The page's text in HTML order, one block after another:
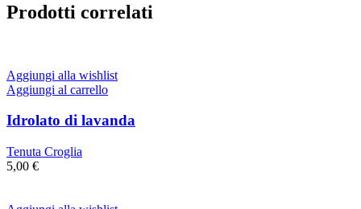
Prodotti correlati
Aggiungi alla wishlist
Aggiungi al carrello
Idrolato di lavanda
Tenuta Croglia
5,00 €